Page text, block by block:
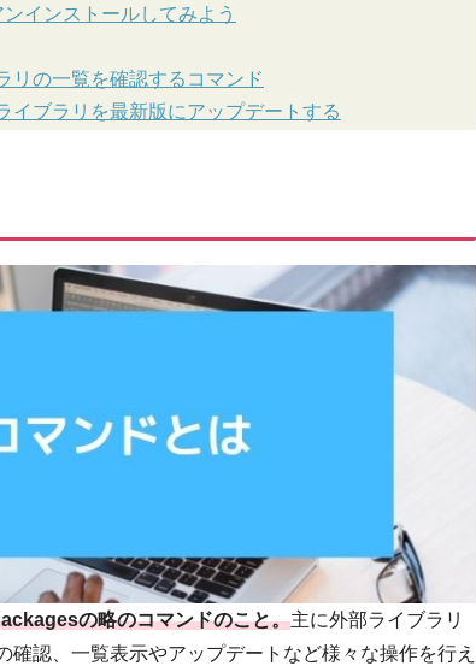
インストールしてみよう
リの一覧を確認するコマンド
イブラリを最新版にアップデートする
の略のコマンドのこと。主に外部ライブラリ
認、一覧表示やアップデートなど様々な操作を行え